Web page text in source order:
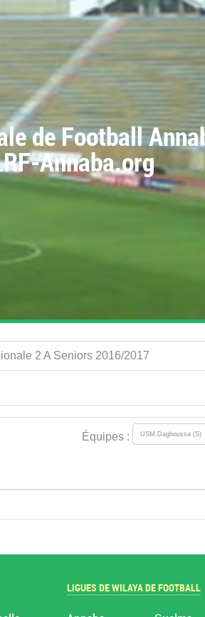
de Football
Annaba.org
2 A Seniors 2016/2017
Équipes :
LIGUES DE WILAYA DE FOOTBALL